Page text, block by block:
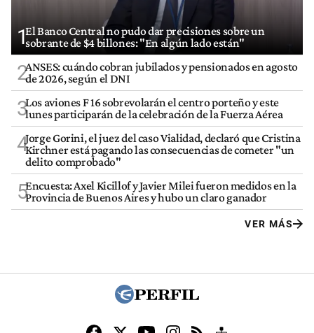
1El Banco Central no pudo dar precisiones sobre un
sobrante de $4 billones: "En algún lado están"
2ANSES: cuándo cobran jubilados y pensionados en agosto
de 2026, según el DNI
3Los aviones F 16 sobrevolarán el centro porteño y este
lunes participarán de la celebración de la Fuerza Aérea
4Jorge Gorini, el juez del caso Vialidad, declaró que Cristina
Kirchner está pagando las consecuencias de cometer "un
delito comprobado"
5Encuesta: Axel Kicillof y Javier Milei fueron medidos en la
Provincia de Buenos Aires y hubo un claro ganador
VER MÁS